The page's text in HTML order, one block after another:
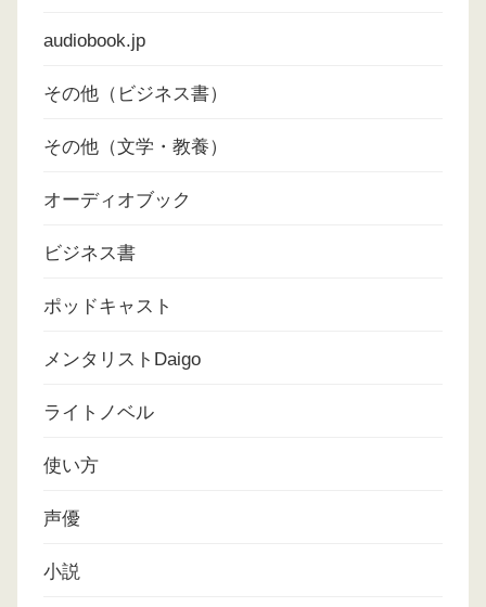
audiobook.jp
その他（ビジネス書）
その他（文学・教養）
オーディオブック
ビジネス書
ポッドキャスト
メンタリストDaigo
ライトノベル
使い方
声優
小説